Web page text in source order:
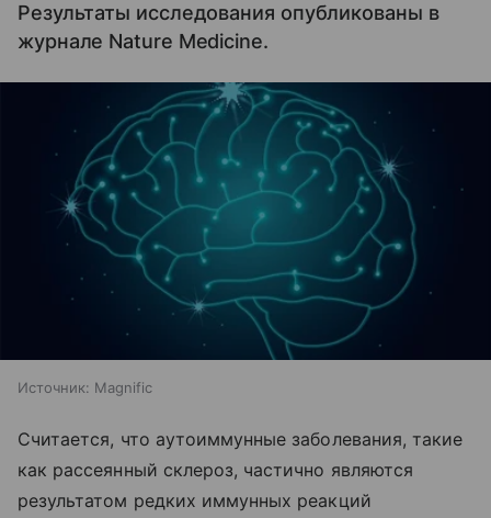
Результаты исследования опубликованы в
журнале Nature Medicine.
Источник: Magnific
Считается, что аутоиммунные заболевания, такие
как рассеянный склероз, частично являются
результатом редких иммунных реакций